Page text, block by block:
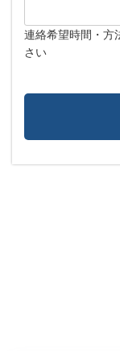
連絡希望時間・方
さい